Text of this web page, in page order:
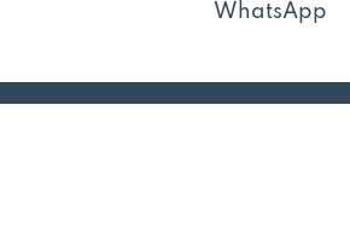
WhatsApp